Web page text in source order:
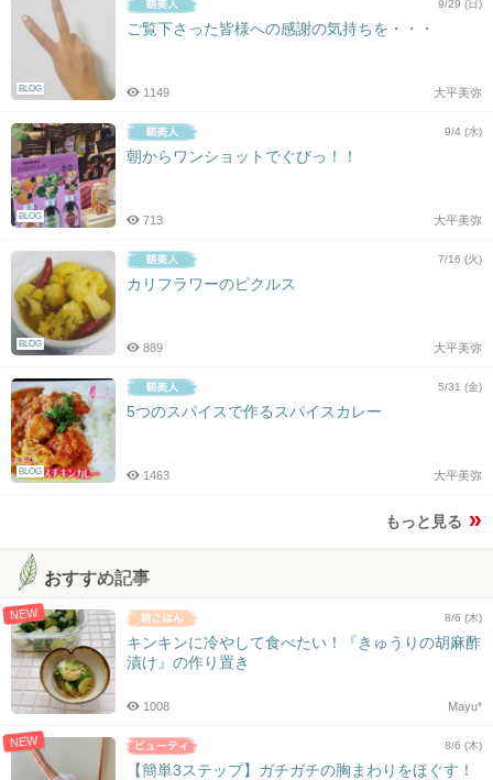
BLOG
9/29 (日)
ご覧下さった皆様への感謝の気持ちを・・・
大平美弥
1149
BLOG
9/4 (水)
朝からワンショットでぐびっ！！
大平美弥
713
BLOG
7/16 (火)
カリフラワーのピクルス
大平美弥
889
BLOG
5/31 (金)
5つのスパイスで作るスパイスカレー
大平美弥
1463
もっと見る
おすすめ記事
NEW 8/6 (木)
キンキンに冷やして食べたい！『きゅうりの胡麻酢
漬け』の作り置き
Mayu*
1008
NEW 8/6 (木)
【簡単3ステップ】ガチガチの胸まわりをほぐす！